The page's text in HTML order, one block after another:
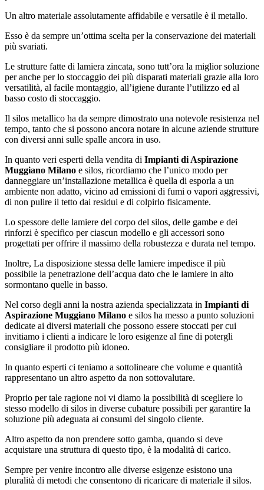
Un altro materiale assolutamente affidabile e versatile è il metallo.
Esso è da sempre un’ottima scelta per la conservazione dei materiali
più svariati.
Le strutture fatte di lamiera zincata, sono tutt’ora la miglior soluzione
per anche per lo stoccaggio dei più disparati materiali grazie alla loro
versatilità, al facile montaggio, all’igiene durante l’utilizzo ed al
basso costo di stoccaggio.
Il silos metallico ha da sempre dimostrato una notevole resistenza nel
tempo, tanto che si possono ancora notare in alcune aziende strutture
con diversi anni sulle spalle ancora in uso.
In quanto veri esperti della vendita di Impianti di Aspirazione
Muggiano Milano e silos, ricordiamo che l’unico modo per
danneggiare un’installazione metallica è quella di esporla a un
ambiente non adatto, vicino ad emissioni di fumi o vapori aggressivi,
di non pulire il tetto dai residui e di colpirlo fisicamente.
Lo spessore delle lamiere del corpo del silos, delle gambe e dei
rinforzi è specifico per ciascun modello e gli accessori sono
progettati per offrire il massimo della robustezza e durata nel tempo.
Inoltre, La disposizione stessa delle lamiere impedisce il più
possibile la penetrazione dell’acqua dato che le lamiere in alto
sormontano quelle in basso.
Nel corso degli anni la nostra azienda specializzata in Impianti di
Aspirazione Muggiano Milano e silos ha messo a punto soluzioni
dedicate ai diversi materiali che possono essere stoccati per cui
invitiamo i clienti a indicare le loro esigenze al fine di potergli
consigliare il prodotto più idoneo.
In quanto esperti ci teniamo a sottolineare che volume e quantità
rappresentano un altro aspetto da non sottovalutare.
Proprio per tale ragione noi vi diamo la possibilità di scegliere lo
stesso modello di silos in diverse cubature possibili per garantire la
soluzione più adeguata ai consumi del singolo cliente.
Altro aspetto da non prendere sotto gamba, quando si deve
acquistare una struttura di questo tipo, è la modalità di carico.
Sempre per venire incontro alle diverse esigenze esistono una
pluralità di metodi che consentono di ricaricare di materiale il silos.